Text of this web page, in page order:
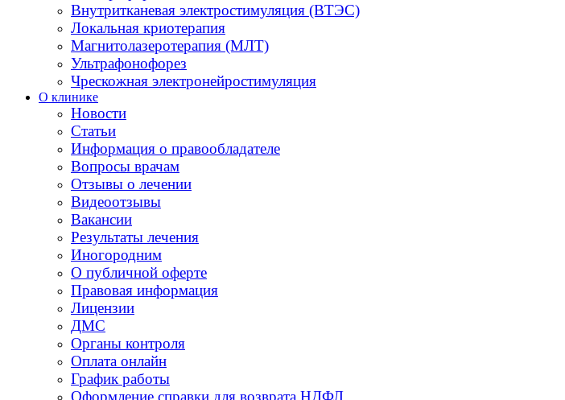
Внутритканевая электростимуляция (ВТЭС)
Локальная криотерапия
Магнитолазеротерапия (МЛТ)
Ультрафонофорез
Чрескожная электронейростимуляция
О клинике
Новости
Статьи
Информация о правообладателе
Вопросы врачам
Отзывы о лечении
Видеоотзывы
Вакансии
Результаты лечения
Иногородним
О публичной оферте
Правовая информация
Лицензии
ДМС
Органы контроля
Оплата онлайн
График работы
Оформление справки для возврата НДФЛ